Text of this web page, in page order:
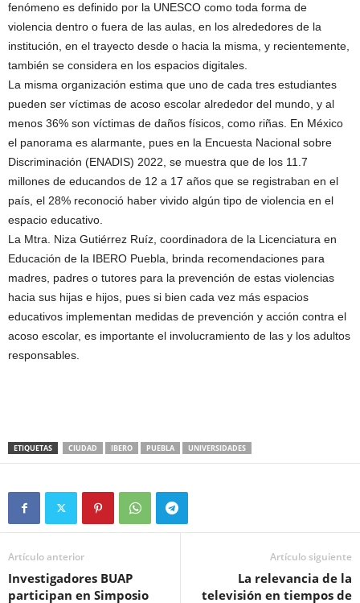
fenómeno es definido por la UNESCO como toda forma de
violencia dentro o fuera de las aulas, en los alrededores de la
institución, en el trayecto desde o hacia la misma, y recientemente,
también se considera en los espacios digitales.
La misma organización estima que uno de cada tres estudiantes
pueden ser víctimas de acoso escolar alrededor del mundo, y al
menos 36% son víctimas de daños físicos, como riñas. En México
el panorama es alarmante, pues en la Encuesta Nacional sobre
Discriminación (ENADIS) 2022, se muestra que de los 11.7
millones de educandos de 12 a 17 años que se registraban en el
país, el 28% reconoció haber vivido algún tipo de violencia en el
espacio educativo.
La Mtra. Niza Gutiérrez Ruíz, coordinadora de la Licenciatura en
Educación de la IBERO Puebla, brinda recomendaciones para
madres, padres o tutores para la prevención de estas violencias
hacia sus hijas e hijos, pues si bien cada vez más espacios
educativos implementan medidas de prevención y acción contra el
acoso escolar, es importante el involucramiento de las y los adultos
responsables.
ETIQUETAS CIUDAD IBERO PUEBLA UNIVERSIDADES
Artículo anterior
Investigadores BUAP
participan en Simposio
Artículo siguiente
La relevancia de la
televisión en tiempos de